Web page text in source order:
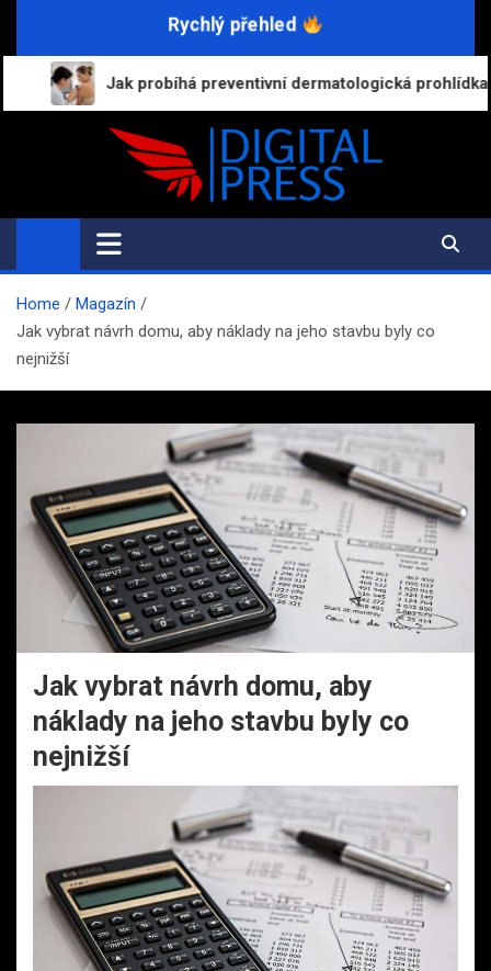
content
Rychlý přehled
probíhá preventivní dermatologická prohlídka a proč byste ji
Digital-Press.cz
Kvalitní informace pro každý den
Home
Magazín
Jak vybrat návrh domu, aby náklady na jeho stavbu byly co
nejnižší
Jak vybrat návrh domu, aby
náklady na jeho stavbu byly co
nejnižší